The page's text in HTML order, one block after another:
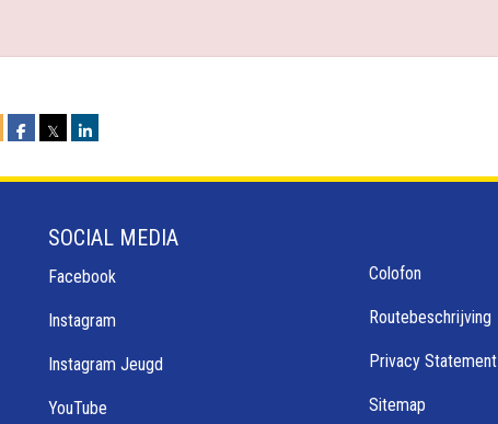
𝕏
SOCIAL MEDIA
Facebook
Instagram
Instagram Jeugd
YouTube
Colofon
Routebeschrijving
Privacy Statement
Sitemap